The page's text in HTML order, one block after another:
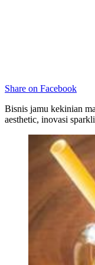
Share on Facebook
Bisnis jamu kekinian
aesthetic, inovasi